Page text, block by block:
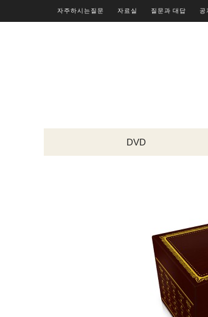
자주하시는질문 자료실 질문과 대답 공
DVD